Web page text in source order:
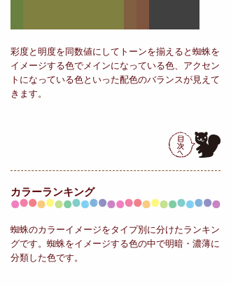
彩度と明度を同数値にしてトーンを揃えると蜘蛛を
イメージする色でメインになっている色、アクセン
トになっている色といった配色のバランスが見えて
きます。
カラーランキング
蜘蛛のカラーイメージをタイプ別に分けたランキン
グです。蜘蛛をイメージする色の中で明暗・濃薄に
分類した色です。